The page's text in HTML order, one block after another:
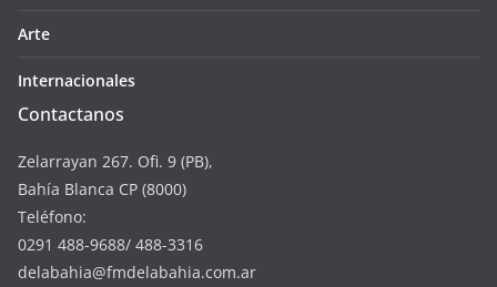
Arte
Internacionales
Contactanos
Zelarrayan 267. Ofi. 9 (PB),
Bahía Blanca CP (8000)
Teléfono:
0291 488-9688/ 488-3316
delabahia@fmdelabahia.com.ar